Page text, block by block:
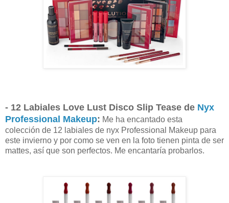
- 12 Labiales Love Lust Disco Slip Tease de Nyx
Professional Makeup: Me ha encantado esta
colección de 12 labiales de nyx Professional Makeup para
este invierno y por como se ven en la foto tienen pinta de ser
mattes, así que son perfectos. Me encantaría probarlos.